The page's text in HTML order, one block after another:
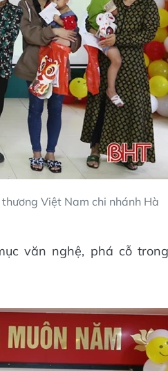
Việt Nam chi nhánh Hà
văn nghệ, phá cỗ trong